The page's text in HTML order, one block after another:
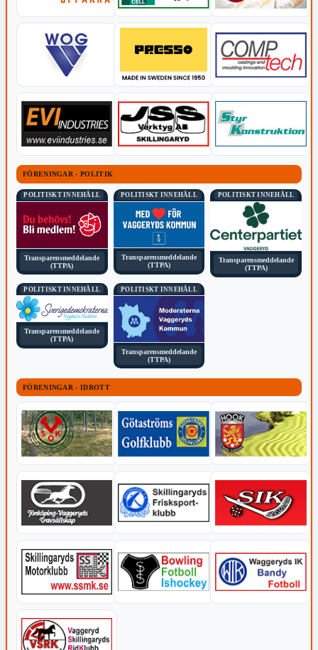
FÖRENINGAR - POLITIK
POLITISKT INNEHÅLL
Transparensmeddelande
(TTPA)
POLITISKT INNEHÅLL
Transparensmeddelande
(TTPA)
POLITISKT INNEHÅLL
Transparensmeddelande
(TTPA)
POLITISKT INNEHÅLL
Transparensmeddelande
(TTPA)
POLITISKT INNEHÅLL
Transparensmeddelande
(TTPA)
FÖRENINGAR - IDROTT